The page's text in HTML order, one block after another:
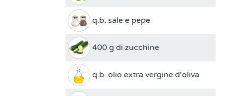
q.b. sale e pepe
400 g di zucchine
q.b. olio extra vergine d'oliva